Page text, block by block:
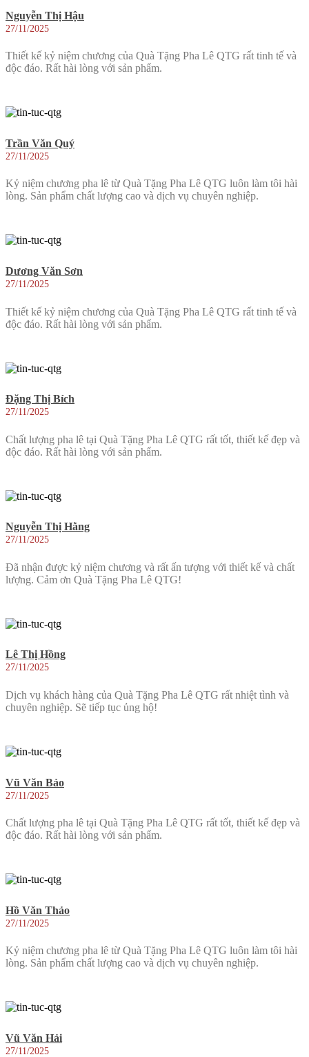
Nguyễn Thị Hậu
27/11/2025
Thiết kế kỷ niệm chương của Quà Tặng Pha Lê QTG rất tinh tế và
độc đáo. Rất hài lòng với sản phẩm.
Trần Văn Quý
27/11/2025
Kỷ niệm chương pha lê từ Quà Tặng Pha Lê QTG luôn làm tôi hài
lòng. Sản phẩm chất lượng cao và dịch vụ chuyên nghiệp.
Dương Văn Sơn
27/11/2025
Thiết kế kỷ niệm chương của Quà Tặng Pha Lê QTG rất tinh tế và
độc đáo. Rất hài lòng với sản phẩm.
Đặng Thị Bích
27/11/2025
Chất lượng pha lê tại Quà Tặng Pha Lê QTG rất tốt, thiết kế đẹp và
độc đáo. Rất hài lòng với sản phẩm.
Nguyễn Thị Hằng
27/11/2025
Đã nhận được kỷ niệm chương và rất ấn tượng với thiết kế và chất
lượng. Cảm ơn Quà Tặng Pha Lê QTG!
Lê Thị Hồng
27/11/2025
Dịch vụ khách hàng của Quà Tặng Pha Lê QTG rất nhiệt tình và
chuyên nghiệp. Sẽ tiếp tục ủng hộ!
Vũ Văn Bảo
27/11/2025
Chất lượng pha lê tại Quà Tặng Pha Lê QTG rất tốt, thiết kế đẹp và
độc đáo. Rất hài lòng với sản phẩm.
Hồ Văn Thảo
27/11/2025
Kỷ niệm chương pha lê từ Quà Tặng Pha Lê QTG luôn làm tôi hài
lòng. Sản phẩm chất lượng cao và dịch vụ chuyên nghiệp.
Vũ Văn Hải
27/11/2025